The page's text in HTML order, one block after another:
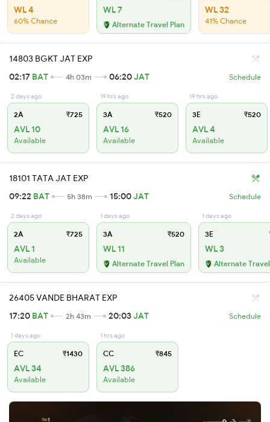
WL 4
60% Chance
WL 7
Alternate Travel Plan
WL 32
41% Chance
14803 BGKT JAT EXP
02:17 BAT 4h 03m 06:20JAT Schedule
2 days ago
2A ₹725
AVL 10
Available
19 hrs ago
3A ₹520
AVL 16
Available
19 hrs ago
3E ₹520
AVL 4
Available
18101 TATA JAT EXP
09:22 BAT 5h 38m 15:00JAT Schedule
2 days ago
2A ₹725
AVL 1
Available
1 days ago
3A ₹520
WL 11
Alternate Travel Plan
1 days ago
3E
WL 3
Alternate
26405 VANDE BHARAT EXP
17:20 BAT 2h 43m 20:03JAT Schedule
1 days ago
EC ₹1430
AVL 34
Available
1 hrs ago
CC ₹845
AVL 386
Available